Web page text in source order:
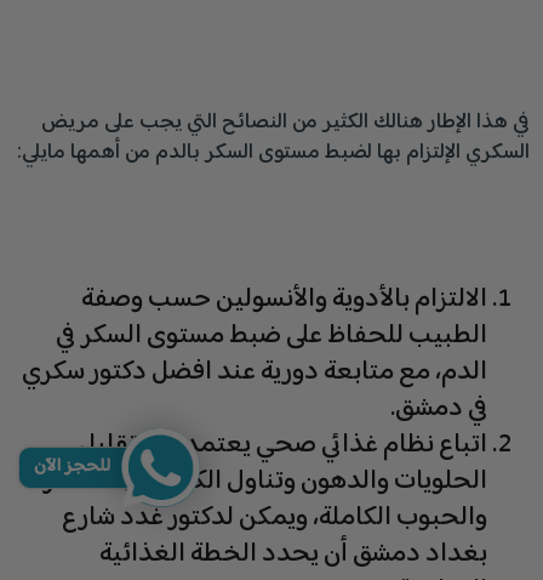
في هذا الإطار هنالك الكثير من النصائح التي يجب على مريض
السكري الإلتزام بها لضبط مستوى السكر بالدم من أهمها مايلي:
الالتزام بالأدوية والأنسولين حسب وصفة
الطبيب للحفاظ على ضبط مستوى السكر في
الدم، مع متابعة دورية عند افضل دكتور سكري
في دمشق.
اتباع نظام غذائي صحي يعتمد على تقليل
الحلويات والدهون وتناول الكثير من الخضار
والحبوب الكاملة، ويمكن لدكتور غدد شارع
بغداد دمشق أن يحدد الخطة الغذائية
للحجز الآن